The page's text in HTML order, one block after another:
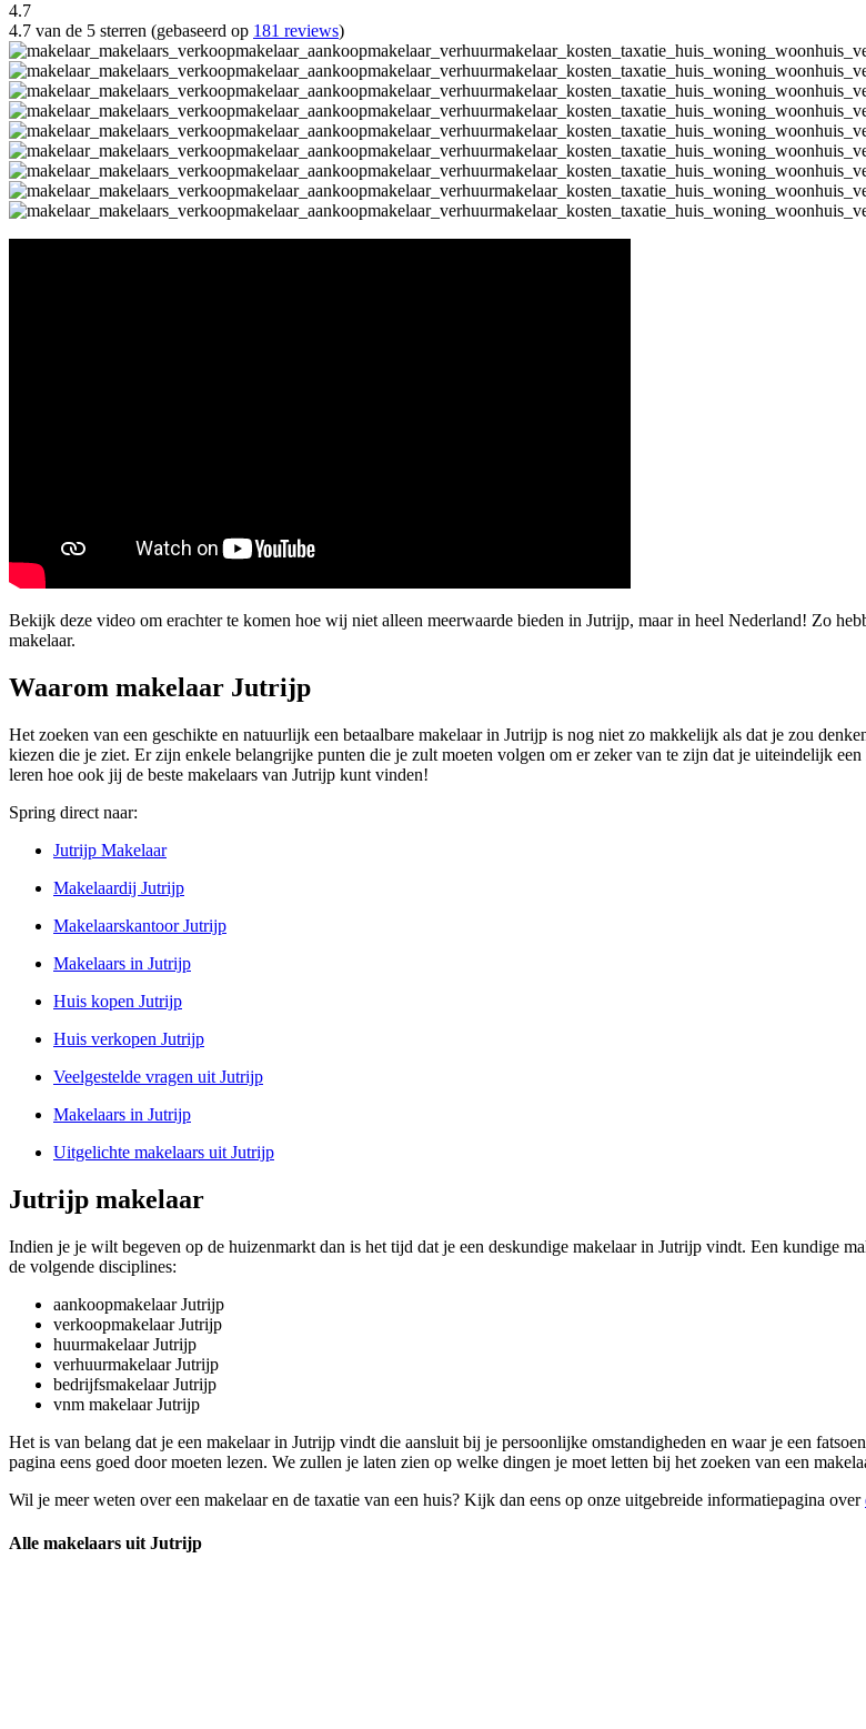
4.7
4.7 van de 5 sterren (gebaseerd op 181 reviews)
Bekijk deze video om erachter te komen hoe wij niet alleen meerwaarde bieden in Jutrijp, maar in heel Nederland! Zo
makelaar.
Waarom makelaar Jutrijp
Het zoeken van een geschikte en natuurlijk een betaalbare makelaar in Jutrijp is nog niet zo makkelijk als dat je zou
kiezen die je ziet. Er zijn enkele belangrijke punten die je zult moeten volgen om er zeker van te zijn dat je uiteindelijk
leren hoe ook jij de beste makelaars van Jutrijp kunt vinden!
Spring direct naar:
Jutrijp Makelaar
Makelaardij Jutrijp
Makelaarskantoor Jutrijp
Makelaars in Jutrijp
Huis kopen Jutrijp
Huis verkopen Jutrijp
Veelgestelde vragen uit Jutrijp
Makelaars in Jutrijp
Uitgelichte makelaars uit Jutrijp
Jutrijp makelaar
Indien je je wilt begeven op de huizenmarkt dan is het tijd dat je een deskundige makelaar in Jutrijp vindt. Een kundige
de volgende disciplines:
aankoopmakelaar Jutrijp
verkoopmakelaar Jutrijp
huurmakelaar Jutrijp
verhuurmakelaar Jutrijp
bedrijfsmakelaar Jutrijp
vnm makelaar Jutrijp
Het is van belang dat je een makelaar in Jutrijp vindt die aansluit bij je persoonlijke omstandigheden en waar je een
pagina eens goed door moeten lezen. We zullen je laten zien op welke dingen je moet letten bij het zoeken van een
Wil je meer weten over een makelaar en de taxatie van een huis? Kijk dan eens op onze uitgebreide informatiepagina over
Alle makelaars uit Jutrijp